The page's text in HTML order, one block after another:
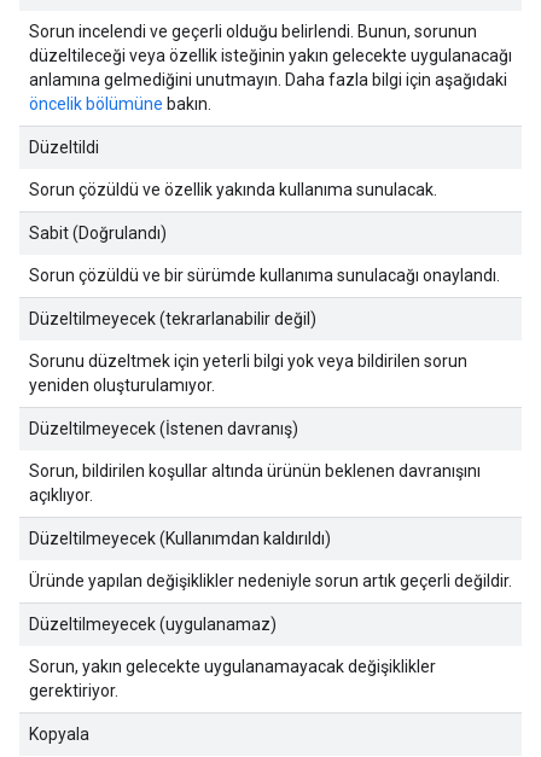
Sorun incelendi ve geçerli olduğu belirlendi. Bunun, sorunun
düzeltileceği veya özellik isteğinin yakın gelecekte uygulanacağı
anlamına gelmediğini unutmayın. Daha fazla bilgi için aşağıdaki
öncelik bölümüne bakın.
Düzeltildi
Sorun çözüldü ve özellik yakında kullanıma sunulacak.
Sabit (Doğrulandı)
Sorun çözüldü ve bir sürümde kullanıma sunulacağı onaylandı.
Düzeltilmeyecek (tekrarlanabilir değil)
Sorunu düzeltmek için yeterli bilgi yok veya bildirilen sorun
yeniden oluşturulamıyor.
Düzeltilmeyecek (İstenen davranış)
Sorun, bildirilen koşullar altında ürünün beklenen davranışını
açıklıyor.
Düzeltilmeyecek (Kullanımdan kaldırıldı)
Üründe yapılan değişiklikler nedeniyle sorun artık geçerli değildir.
Düzeltilmeyecek (uygulanamaz)
Sorun, yakın gelecekte uygulanamayacak değişiklikler
gerektiriyor.
Kopyala